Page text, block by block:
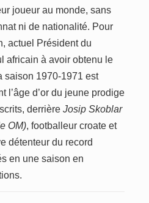
joueur au monde, sans
ni de nationalité. Pour
actuel Président du
africain à avoir obtenu le
saison 1970-1971 est
l’âge d’or du jeune prodige
derrière Josip Skoblar
OM), footballeur croate et
détenteur du record
en une saison en